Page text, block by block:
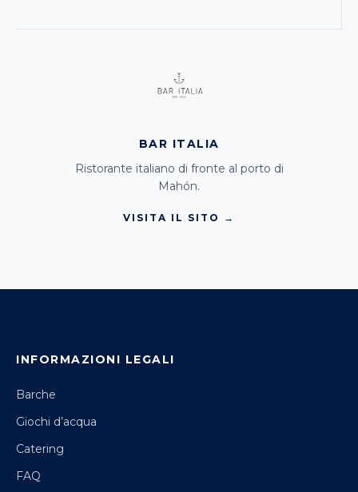
BAR ITALIA
Ristorante italiano di fronte al porto di
Mahón.
VISITA IL SITO →
INFORMAZIONI LEGALI
Barche
Giochi d’acqua
Catering
FAQ